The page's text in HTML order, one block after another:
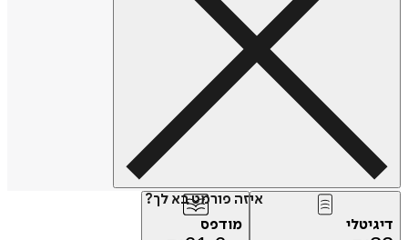
איזה פורמט בא לך?
מודפס